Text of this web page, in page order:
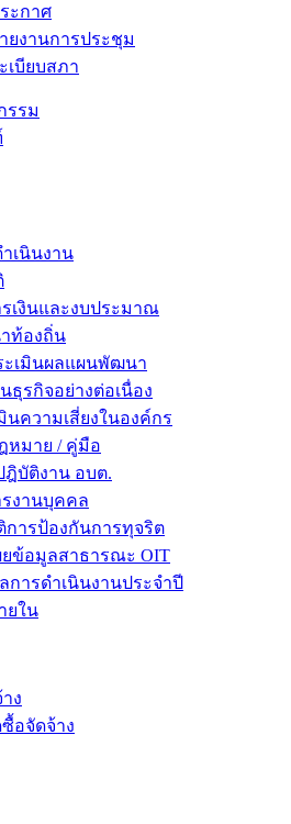
ะกาศ
ยงานการประชุม
เบียบสภา
รรม
เนินงาน
เงินและงบประมาณ
ท้องถิ่น
ะเมินผลแผนพัฒนา
ธุรกิจอย่างต่อเนื่อง
นความเสี่ยงในองค์กร
หมาย / คู่มือ
บัติงาน อบต.
งานบุคคล
ารป้องกันการทุจริต
ยข้อมูลสาธารณะ OIT
การดำเนินงานประจำปี
ยใน
ง
อจัดจ้าง